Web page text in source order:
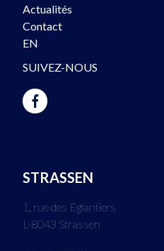
Actualités
Contact
EN
SUIVEZ-NOUS
STRASSEN
1, rue des Eglantiers
L-8043 Strassen